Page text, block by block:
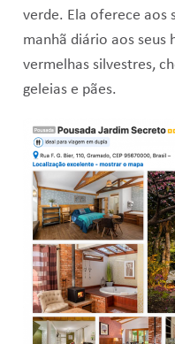
verde. Ela oferece aos
manhã diário aos seus
vermelhas silvestres,
geleias e pães.